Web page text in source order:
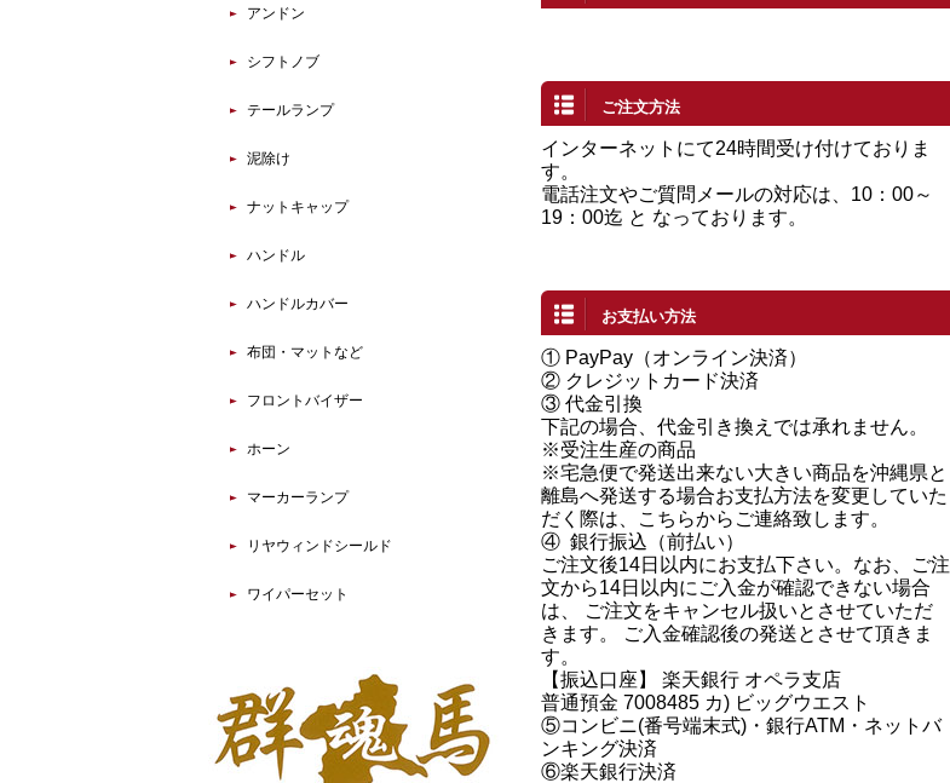
ご注文方法
インターネットにて24時間受け付けておりま
す。
電話注文やご質問メールの対応は、10：00～
19：00迄 と なっております。
お支払い方法
① PayPay（オンライン決済）
② クレジットカード決済
③ 代金引換
下記の場合、代金引き換えでは承れません。
※受注生産の商品
※宅急便で発送出来ない大きい商品を沖縄県と
離島へ発送する場合お支払方法を変更していた
だく際は、こちらからご連絡致します。
④ 銀行振込（前払い）
ご注文後14日以内にお支払下さい。なお、ご注
文から14日以内にご入金が確認できない場合
は、 ご注文をキャンセル扱いとさせていただ
きます。 ご入金確認後の発送とさせて頂きま
す。
【振込口座】 楽天銀行 オペラ支店
普通預金 7008485 カ) ビッグウエスト
⑤コンビニ(番号端末式)・銀行ATM・ネットバ
ンキング決済
⑥楽天銀行決済
アンドン
シフトノブ
テールランプ
泥除け
ナットキャップ
ハンドル
ハンドルカバー
布団・マットなど
フロントバイザー
ホーン
マーカーランプ
リヤウィンドシールド
ワイパーセット